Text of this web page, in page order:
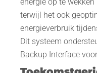
terwijl het ook
energieverbruik
Dit systeem
Backup Interface